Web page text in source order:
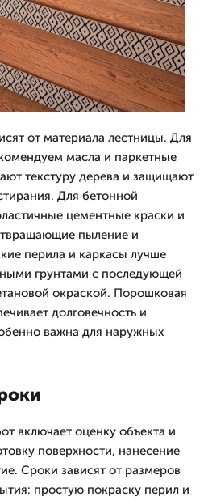
от материала лестницы. Для
масла и паркетные
текстуру дерева и защищают
Для бетонной
цементные краски и
пыление и
перила и каркасы лучше
грунтами с последующей
окраской. Порошковая
долговечность и
важна для наружных
включает оценку объекта и
поверхности, нанесение
Сроки зависят от размеров
простую покраску перил и